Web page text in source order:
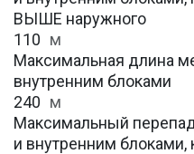
ВЫШЕ наружного
110 м
Максимальная длина
внутренним блоками
240 м
Максимальный
и внутренним блоками,